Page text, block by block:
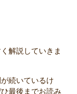
解説していきま
続いているけ
最後までお読み